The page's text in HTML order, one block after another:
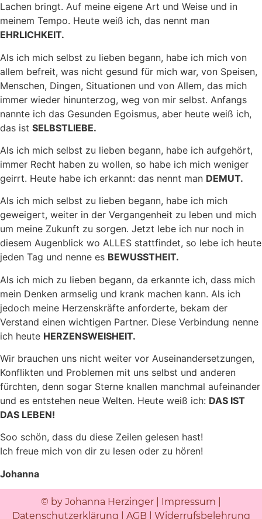
Lachen bringt. Auf meine eigene Art und Weise und in
meinem Tempo. Heute weiß ich, das nennt man
EHRLICHKEIT.
Als ich mich selbst zu lieben begann, habe ich mich von
allem befreit, was nicht gesund für mich war, von Speisen,
Menschen, Dingen, Situationen und von Allem, das mich
immer wieder hinunterzog, weg von mir selbst. Anfangs
nannte ich das Gesunden Egoismus, aber heute weiß ich,
das ist SELBSTLIEBE.
Als ich mich selbst zu lieben begann, habe ich aufgehört,
immer Recht haben zu wollen, so habe ich mich weniger
geirrt. Heute habe ich erkannt: das nennt man DEMUT.
Als ich mich selbst zu lieben begann, habe ich mich
geweigert, weiter in der Vergangenheit zu leben und mich
um meine Zukunft zu sorgen. Jetzt lebe ich nur noch in
diesem Augenblick wo ALLES stattfindet, so lebe ich heute
jeden Tag und nenne es BEWUSSTHEIT.
Als ich mich zu lieben begann, da erkannte ich, dass mich
mein Denken armselig und krank machen kann. Als ich
jedoch meine Herzenskräfte anforderte, bekam der
Verstand einen wichtigen Partner. Diese Verbindung nenne
ich heute HERZENSWEISHEIT.
Wir brauchen uns nicht weiter vor Auseinandersetzungen,
Konflikten und Problemen mit uns selbst und anderen
fürchten, denn sogar Sterne knallen manchmal aufeinander
und es entstehen neue Welten. Heute weiß ich: DAS IST
DAS LEBEN!
Soo schön, dass du diese Zeilen gelesen hast!
Ich freue mich von dir zu lesen oder zu hören!
Johanna
© by Johanna Herzinger | Impressum
Datenschutzerklärung
AGB Widerrufsbelehrung